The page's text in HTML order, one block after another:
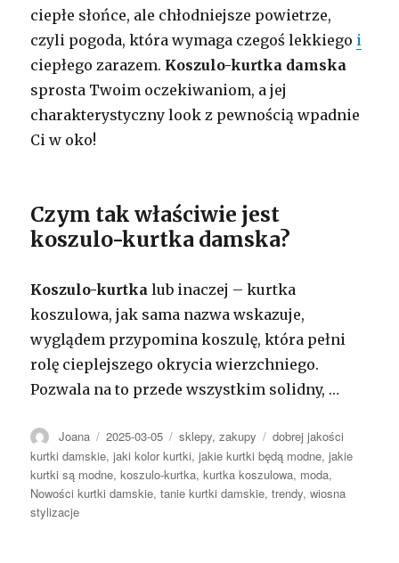
ciepłe słońce, ale chłodniejsze powietrze,
czyli pogoda, która wymaga czegoś lekkiego i
ciepłego zarazem. Koszulo-kurtka damska
sprosta Twoim oczekiwaniom, a jej
charakterystyczny look z pewnością wpadnie
Ci w oko!
Czym tak właściwie jest
koszulo-kurtka damska?
Koszulo-kurtka lub inaczej – kurtka
koszulowa, jak sama nazwa wskazuje,
wyglądem przypomina koszulę, która pełni
rolę cieplejszego okrycia wierzchniego.
Pozwala na to przede wszystkim solidny, …
Autor
Joana Opublikowano
2025-03-05 Kategorie
sklepy,zakupy Tagi
dobrej jakości
kurtki damskie,jaki kolor kurtki,jakie kurtki będą modne,jakie
kurtki są modne,koszulo-kurtka,kurtka koszulowa, moda,
Nowości kurtki damskie,tanie kurtki damskie,trendy,wiosna
stylizacje